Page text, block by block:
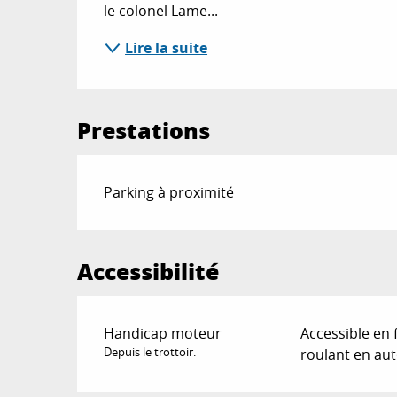
le colonel Lame...
Lire la suite
Prestations
Parking à proximité
Accessibilité
Handicap moteur
Depuis le trottoir.
Accessible en
roulant en